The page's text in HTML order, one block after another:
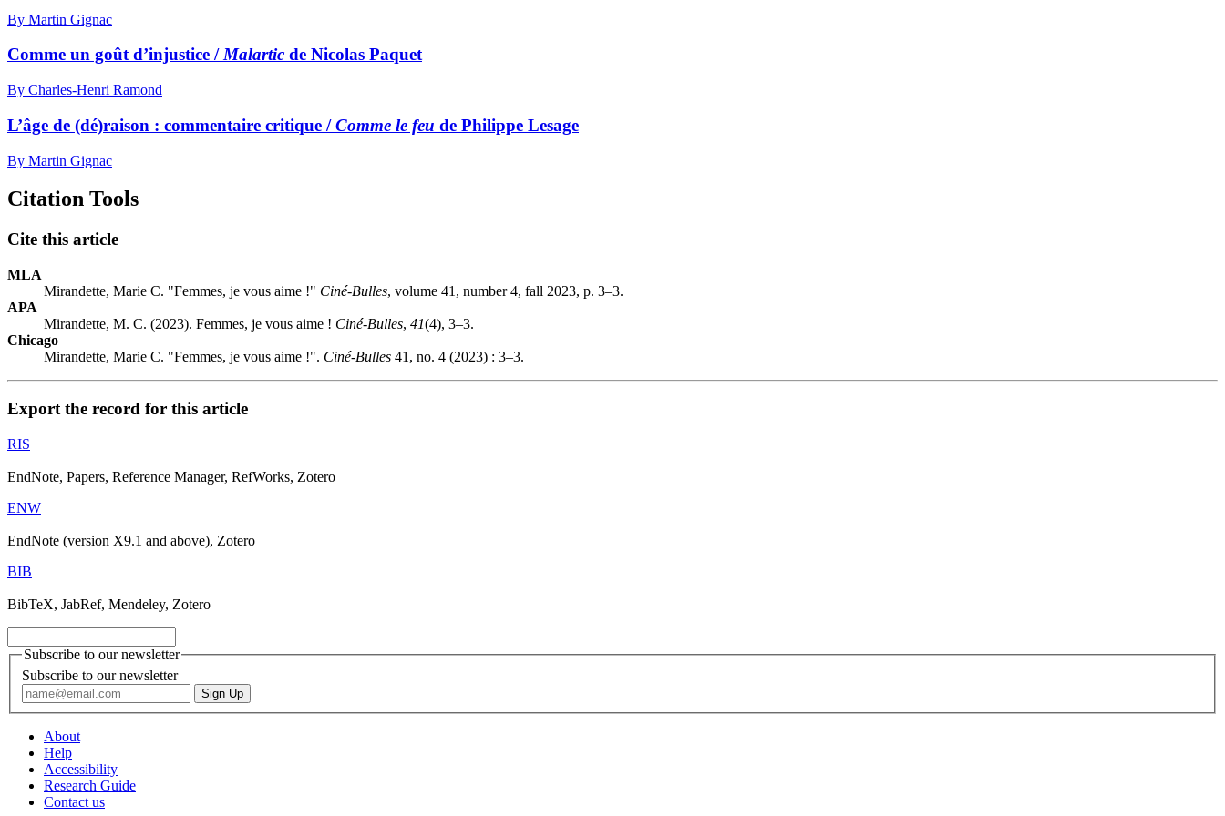
By Martin Gignac
Comme un goût d’injustice /Malartic de Nicolas Paquet
By Charles-Henri Ramond
L’âge de (dé)raison : commentaire critique /Comme le feu de Philippe Lesage
By Martin Gignac
Citation Tools
Cite this article
MLA
Mirandette, Marie C. "Femmes, je vous aime !" Ciné-Bulles, volume 41, number 4, fall 2023, p. 3–3.
APA
Mirandette, M. C. (2023). Femmes, je vous aime ! Ciné-Bulles, 41(4), 3–3.
Chicago
Mirandette, Marie C. "Femmes, je vous aime !". Ciné-Bulles 41, no. 4 (2023) : 3–3.
Export the record for this article
RIS
EndNote, Papers, Reference Manager, RefWorks, Zotero
ENW
EndNote (version X9.1 and above), Zotero
BIB
BibTeX, JabRef, Mendeley, Zotero
Subscribe to our newsletter
Subscribe to our newsletter
About
Help
Accessibility
Research Guide
Contact us